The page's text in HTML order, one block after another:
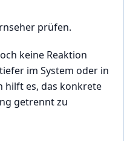
prüfen.
keine Reaktion
im System oder in
hilft es, das konkrete
getrennt zu